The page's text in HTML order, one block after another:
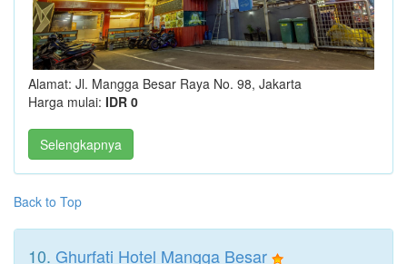
Alamat: Jl. Mangga Besar Raya No. 98, Jakarta
Harga mulai: IDR 0
Selengkapnya
Back to Top
10. Ghurfati Hotel Mangga Besar